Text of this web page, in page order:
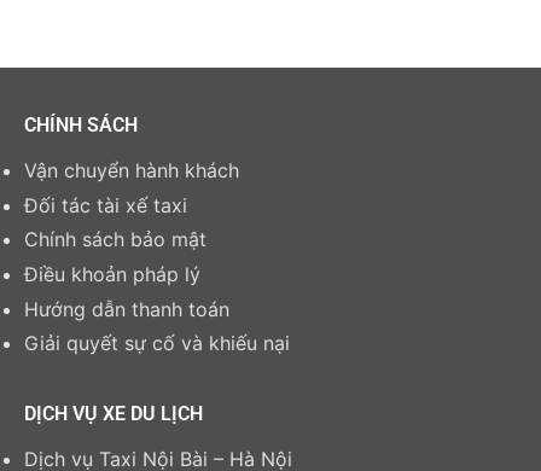
CHÍNH SÁCH
Vận chuyển hành khách
Đối tác tài xế taxi
Chính sách bảo mật
Điều khoản pháp lý
Hướng dẫn thanh toán
Giải quyết sự cố và khiếu nại
DỊCH VỤ XE DU LỊCH
Dịch vụ Taxi Nội Bài – Hà Nội